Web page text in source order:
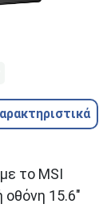
το MSI
οθόνη 15.6″